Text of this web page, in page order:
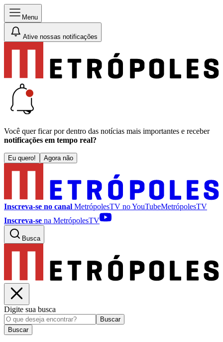
Menu
Ative nossas notificações
Você quer ficar por dentro das notícias mais importantes e receber
notificações em tempo real?
Eu quero! Agora não
Inscreva-se no canal MetrópolesTV noYouTubeMetrópolesTV
Inscreva-se na MetrópolesTV
Busca
Digite sua busca
Buscar
Buscar